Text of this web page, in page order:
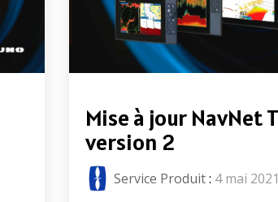
Mise à jour NavNet
version 2
Service Produit: 4 mai